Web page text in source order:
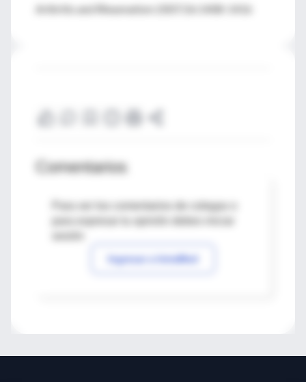
Arthritis and Rheumatism 2007;56:1408-1416
Comentarios
Para ver los comentarios de colegas o
Ingresar a IntraMed